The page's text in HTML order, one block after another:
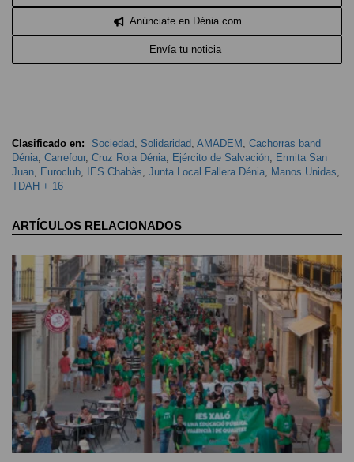
Anúnciate en Dénia.com
Envía tu noticia
Clasificado en: Sociedad, Solidaridad, AMADEM , Cachorras band
Dénia, Carrefour, Cruz Roja Dénia, Ejército de Salvación, Ermita San
Juan, Euroclub, IES Chabàs, Junta Local Fallera Dénia, Manos Unidas,
TDAH + 16
ARTÍCULOS RELACIONADOS